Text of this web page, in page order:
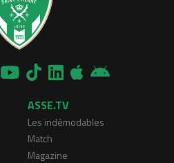
ASSE.TV
Les indémodables
Match
Magazine